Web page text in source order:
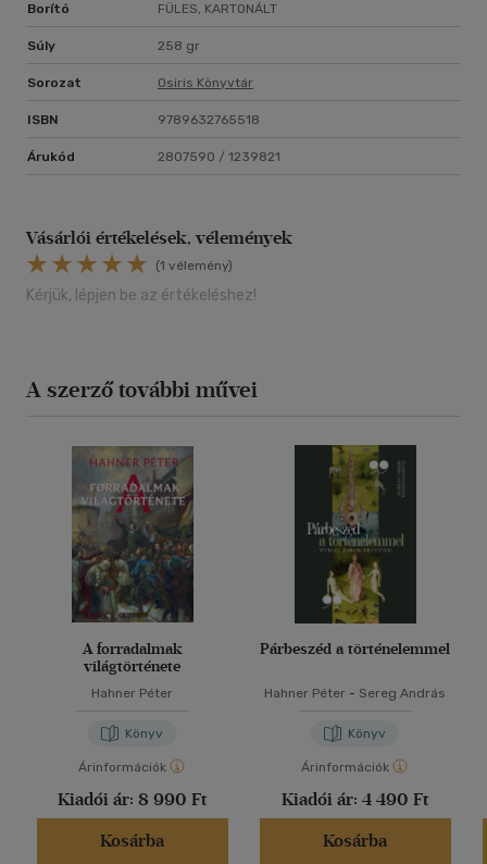
Borító FÜLES, KARTONÁLT
Súly 258 gr
Sorozat Osiris Könyvtár
ISBN 9789632765518
Árukód 2807590 / 1239821
Vásárlói értékelések, vélemények
(1 vélemény)
Kérjük, lépjen be az értékeléshez!
A szerző további művei
A forradalmak
világtörténete
Hahner Péter
Könyv
Árinformációk
Kiadói ár: 8 990 Ft
Kosárba
Párbeszéd a történelemmel
Hahner Péter - Sereg András
Könyv
Árinformációk
Kiadói ár: 4 490 Ft
Kosárba